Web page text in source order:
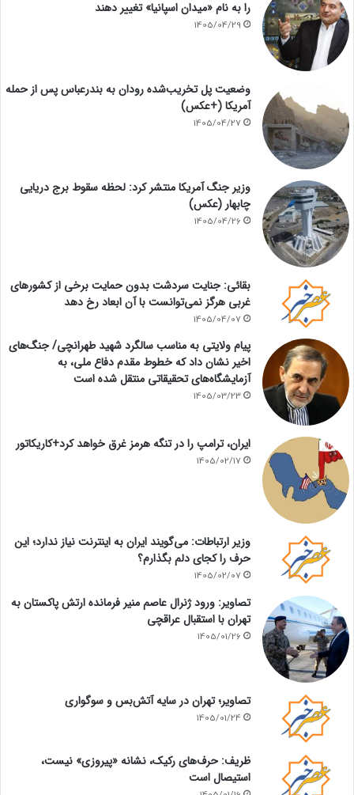
را به نام «میدان اسپانیا» تغییر دهند
1405/04/29
وضعیت پل تخریب‌شده رودان به بندرعباس پس از حمله
آمریکا (+عکس)
1405/04/27
وزیر جنگ آمریکا منتشر کرد: لحظه سقوط برج دریایی
چابهار (عکس)
1405/04/26
بقائی: جنایت سردشت بدون حمایت برخی از کشورهای
غربی هرگز نمی‌توانست با آن ابعاد رخ دهد
1405/04/07
پیام ولایتی به مناسب سالگرد شهید طهرانچی/ جنگ‌های
اخیر نشان داد که خطوط مقدم دفاع ملی، به
آزمایشگاه‌های تحقیقاتی منتقل شده است
1405/03/23
ایران، ترامپ را در تنگه هرمز غرق خواهد کرد+کاریکاتور
1405/02/17
وزیر ارتباطات: می‌گویند ایران به اینترنت نیاز ندارد؛ این
حرف را کجای دلم بگذارم؟
1405/02/07
تصاویر: ورود ژنرال عاصم منیر فرمانده ارتش پاکستان به
تهران با استقبال عراقچی
1405/01/26
تصاویر؛ تهران در سایه آتش‌بس و سوگواری
1405/01/24
ظریف: حرف‌های رکیک، نشانه «پیروزی» نیست،
استیصال است